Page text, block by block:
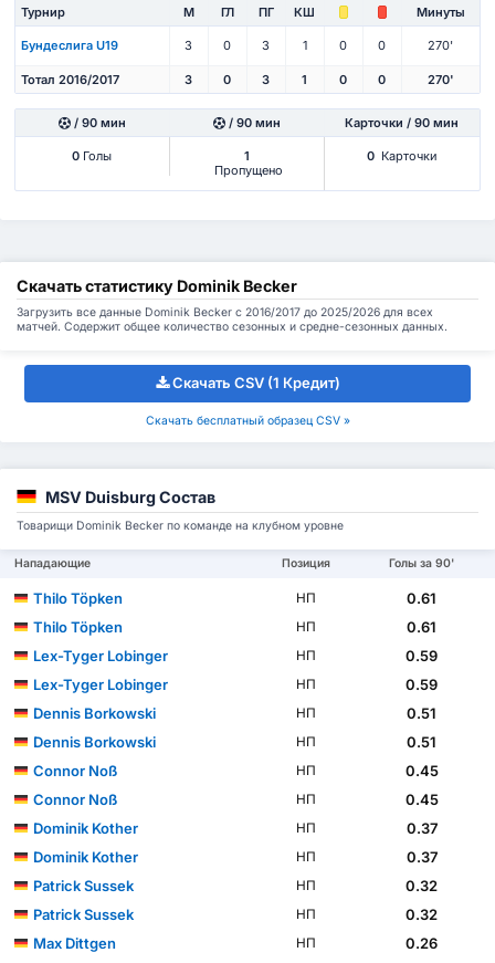
Турнир М ГЛ ПГ КШ Минуты
Бундеслига U19 3 0 3 1 0 0 270'
Тотал 2016/2017 3 0 3 1 0 0 270'
/ 90 мин / 90 мин Карточки / 90 мин
0 Голы
1
Пропущено
0 Карточки
Скачать статистику Dominik Becker
Загрузить все данные Dominik Becker с 2016/2017 до 2025/2026 для всех
матчей. Содержит общее количество сезонных и средне-сезонных данных.
Скачать CSV (1 Кредит)
Скачать бесплатный образец CSV »
MSV Duisburg Состав
Товарищи Dominik Becker по команде на клубном уровне
Нападающие Позиция Голы за 90'
Thilo Töpken НП
0.61
Thilo Töpken
НП
0.61
Lex-Tyger Lobinger
НП
0.59
Lex-Tyger Lobinger
НП
0.59
Dennis Borkowski
НП
0.51
Dennis Borkowski
НП
0.51
Connor Noß
НП
0.45
Connor Noß
НП
0.45
Dominik Kother
НП
0.37
Dominik Kother
НП
0.37
Patrick Sussek
НП
0.32
Patrick Sussek
НП
0.32
Max Dittgen
НП
0.26